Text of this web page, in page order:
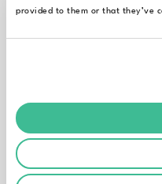
provided to them or that they’ve
Der Inhalt der Seiten
Information und Nutzung